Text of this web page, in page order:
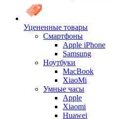
Уцененные товары
Cмартфоны
Apple iPhone
Samsung
Ноутбуки
MacBook
XiaoMi
Умные часы
Apple
Xiaomi
Huawei